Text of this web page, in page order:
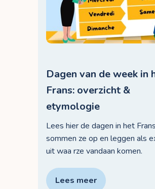
Dagen van de week in
Frans: overzicht &
etymologie
Lees hier de dagen in het
sommen ze op en leggen als
uit waa rze vandaan komen.
Lees meer